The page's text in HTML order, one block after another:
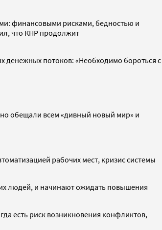
финансовыми рисками, бедностью и
что КНР продолжит
денежных потоков: «Необходимо бороться с
обещали всем «дивный новый мир» и
рабочих мест, кризис системы
людей, и начинают ожидать повышения
есть риск возникновения конфликтов,